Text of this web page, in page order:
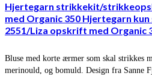
Hjertegarn strikkekit/
med Organic 350 Hjertegarn
2551/Liza opskrift med Organic
Bluse med korte ærmer som skal strikkes
merinould, og bomuld. Design fra Sanne